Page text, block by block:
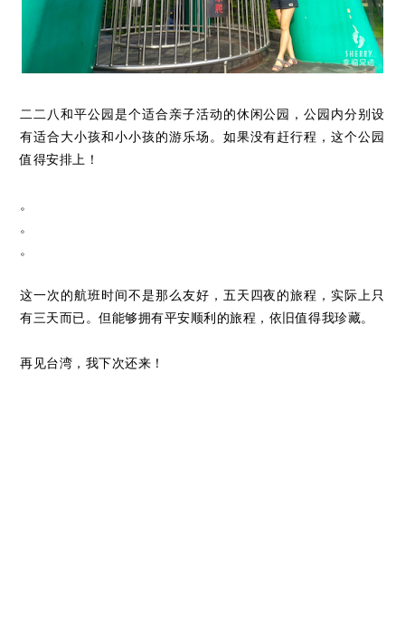
二二八和平公园是个适合亲子活动的休闲公园，公园内分别设
有适合大小孩和小小孩的游乐场。如果没有赶行程，这个公园
值得安排上！
。
。
。
这一次的航班时间不是那么友好，五天四夜的旅程，实际上只
有三天而已。但能够拥有平安顺利的旅程，依旧值得我珍藏。
再见台湾，我下次还来！